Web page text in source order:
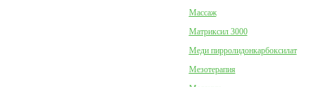
Массаж
Матриксил 3000
Меди пирролидонкарбоксилат
Мезотерапия